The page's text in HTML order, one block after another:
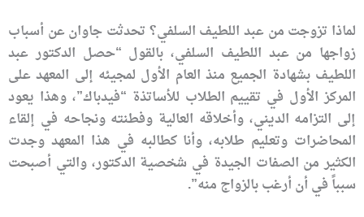
لماذا تزوجت من عبد اللطيف السلفي؟ تحدثت جاوان عن أسباب
زواجها من عبد اللطيف السلفي، بالقول “حصل الدكتور عبد
اللطيف بشهادة الجميع منذ العام الأول لمجيئه إلى المعهد على
المركز الأول في تقييم الطلاب للأساتذة “فيدباك”، وهذا يعود
إلى التزامه الديني، وأخلاقه العالية وفطنته ونجاحه في إلقاء
المحاضرات وتعليم طلابه، وأنا كطالبه في هذا المعهد وجدت
الكثير من الصفات الجيدة في شخصية الدكتور، والتي أصبحت
سبباً في أن أرغب بالزواج منه”.